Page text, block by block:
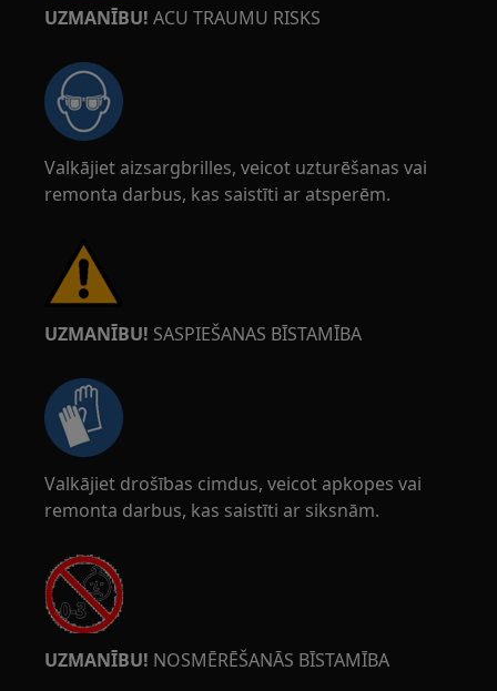
UZMANĪBU! ACU TRAUMU RISKS
Valkājiet aizsargbrilles, veicot uzturēšanas vai
remonta darbus, kas saistīti ar atsperēm.
UZMANĪBU! SASPIEŠANAS BĪSTAMĪBA
Valkājiet drošības cimdus, veicot apkopes vai
remonta darbus, kas saistīti ar siksnām.
UZMANĪBU! NOSMĒRĒŠANĀS BĪSTAMĪBA